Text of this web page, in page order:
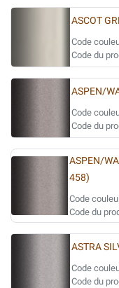
ASCOT
Code
Code du
ASPEN/
Code
Code du
ASPEN/
458)
Code
Code du
ASTRA
Code
Code du